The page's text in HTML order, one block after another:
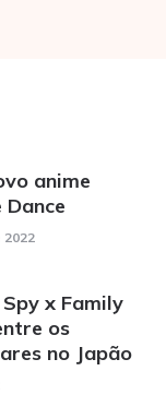
anime
x Family
os
no Japão